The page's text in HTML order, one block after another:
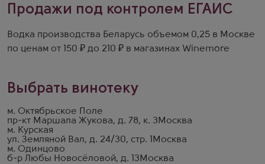
Продажи под контролем ЕГАИС
Водка производства Беларусь объемом 0,25 в Москве
по ценам от 150 ₽ до 210 ₽ в магазинах Winemore
Выбрать винотеку
м. Октябрьское Поле
пр-кт Маршала Жукова, д. 78, к. 3 Москва
м. Курская
ул. Земляной Вал, д. 24/30, стр. 1
Москва
м. Одинцово
б-р Любы Новосёловой, д. 13 Москва